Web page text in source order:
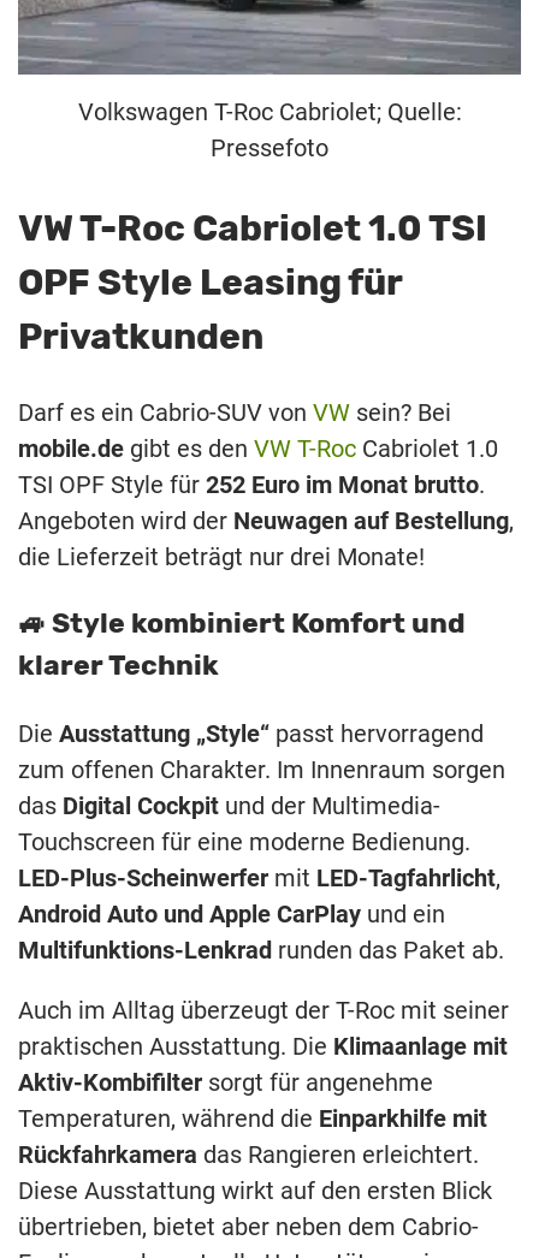
Volkswagen T-Roc Cabriolet; Quelle:
Pressefoto
VW T-Roc Cabriolet 1.0 TSI
OPF Style Leasing für
Privatkunden
Darf es ein Cabrio-SUV von VW sein? Bei
mobile.de gibt es den VW T-Roc Cabriolet 1.0
TSI OPF Style für 252 Euro im Monat brutto.
Angeboten wird der Neuwagen auf Bestellung,
die Lieferzeit beträgt nur drei Monate!
🚙 Style kombiniert Komfort und
klarer Technik
Die Ausstattung „Style“ passt hervorragend
zum offenen Charakter. Im Innenraum sorgen
das Digital Cockpit und der Multimedia-
Touchscreen für eine moderne Bedienung.
LED-Plus-Scheinwerfer mit LED-Tagfahrlicht,
Android Auto und Apple CarPlay und ein
Multifunktions-Lenkrad runden das Paket ab.
Auch im Alltag überzeugt der T-Roc mit seiner
praktischen Ausstattung. Die Klimaanlage mit
Aktiv-Kombifilter sorgt für angenehme
Temperaturen, während die Einparkhilfe mit
Rückfahrkamera das Rangieren erleichtert.
Diese Ausstattung wirkt auf den ersten Blick
übertrieben, bietet aber neben dem Cabrio-